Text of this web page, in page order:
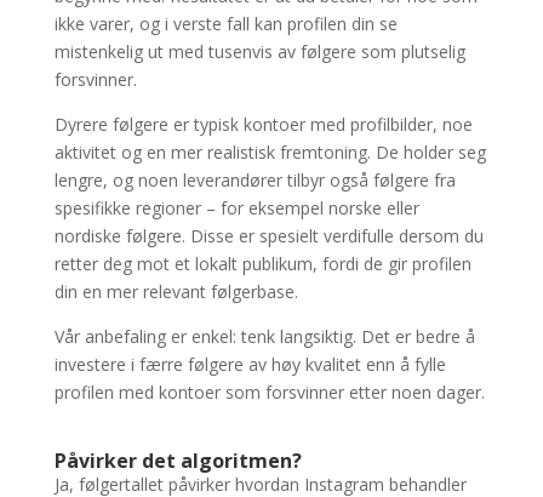
ikke varer, og i verste fall kan profilen din se
mistenkelig ut med tusenvis av følgere som plutselig
forsvinner.
Dyrere følgere er typisk kontoer med profilbilder, noe
aktivitet og en mer realistisk fremtoning. De holder seg
lengre, og noen leverandører tilbyr også følgere fra
spesifikke regioner – for eksempel norske eller
nordiske følgere. Disse er spesielt verdifulle dersom du
retter deg mot et lokalt publikum, fordi de gir profilen
din en mer relevant følgerbase.
Vår anbefaling er enkel: tenk langsiktig. Det er bedre å
investere i færre følgere av høy kvalitet enn å fylle
profilen med kontoer som forsvinner etter noen dager.
Påvirker det algoritmen?
Ja, følgertallet påvirker hvordan Instagram behandler